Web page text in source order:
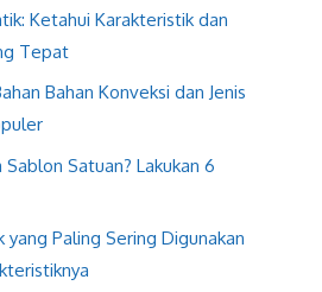
Ketahui Karakteristik dan
Tepat
Bahan Konveksi dan Jenis
Satuan? Lakukan 6
yang Paling Sering Digunakan